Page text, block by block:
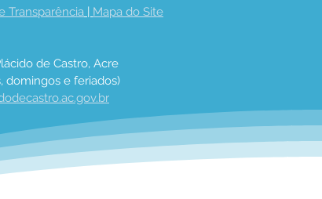
Transparência | Mapa do Site
de Castro, Acre
domingos e feriados)